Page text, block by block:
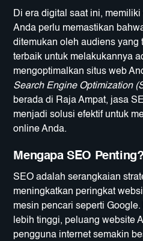
Di era digital saat ini,
Anda perlu memastikan
ditemukan oleh audiens yang
terbaik untuk melakukannya
mengoptimalkan situs web
Search Engine Optimization
berada di Raja Ampat, jasa
menjadi solusi efektif untuk
online Anda.
Mengapa SEO Penting?
SEO adalah serangkaian
meningkatkan peringkat
mesin pencari seperti
lebih tinggi, peluang website
pengguna internet semakin